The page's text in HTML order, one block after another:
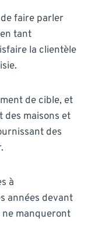
faire parler
tant
la clientèle
de cible, et
des maisons et
des
à
années devant
manqueront